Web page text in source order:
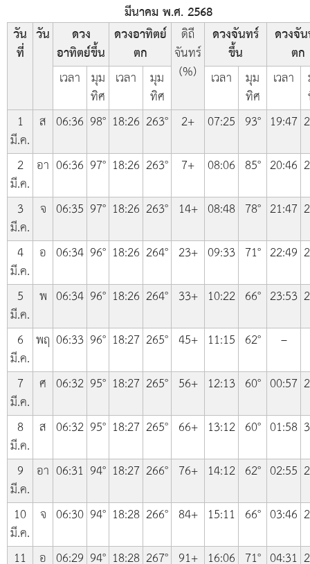
มีนาคม พ.ศ. 2568
วัน
ที่
วัน ดวง
อาทิตย์ขึ้น
ดวงอาทิตย์
ตก
ดิถี
จันทร์
(%)
ดวงจันทร์
ขึ้น
ดวงจั
ตก
เวลา มุม
ทิศ
เวลา มุม
ทิศ
เวลา มุม
ทิศ
เวลา
1
มี.ค.
ส 06:36 98° 18:26 263° 2+ 07:25 93° 19:47
2
มี.ค.
อา 06:36 97° 18:26 263° 7+ 08:06 85° 20:46
3
มี.ค.
จ 06:35 97° 18:26 263° 14+ 08:48 78° 21:47
4
มี.ค.
อ 06:34 96° 18:26 264° 23+ 09:33 71° 22:49
5
มี.ค.
พ 06:34 96° 18:26 264° 33+ 10:22 66° 23:53
6
มี.ค.
พฤ 06:33 96° 18:27 265° 45+ 11:15 62°
–
7
มี.ค.
ศ 06:32 95° 18:27 265° 56+ 12:13 60° 00:57
8
มี.ค.
ส 06:32 95° 18:27 265° 66+ 13:12 60° 01:58
9
มี.ค.
อา 06:31 94° 18:27 266° 76+ 14:12 62° 02:55
10
มี.ค.
จ 06:30 94° 18:28 266° 84+ 15:11 66° 03:46
11 อ 06:29 94° 18:28 267° 91+ 16:06 71° 04:31